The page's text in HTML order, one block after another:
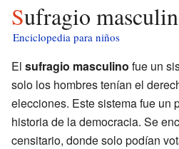
Sufragio
Enciclopedia para niños
El sufragio masculino fue un
solo los hombres tenían el
elecciones. Este sistema fue un
historia de la democracia. Se
censitario, donde solo podían